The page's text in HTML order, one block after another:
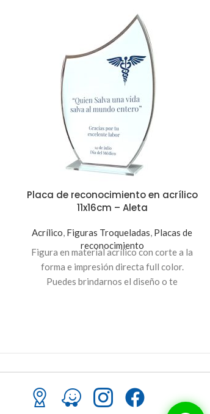
Placa de reconocimiento en acrílico
11x16cm – Aleta
Acrílico, Figuras Troqueladas, Placas de
reconocimiento
Figura en material acrílico con corte a la
forma e impresión directa full color.
Puedes brindarnos el diseño o te
servicioalcliente@innovaciondigital.com.sv
o a nuestroWhatsApp:(503) 7600-4668.
nuestra página web para poder procesar